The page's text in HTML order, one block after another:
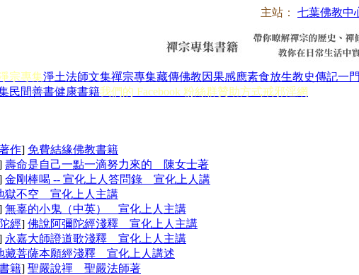
主站： 七葉佛教中
宗專集淨土法師文集禪宗專集藏傳佛教因果感應素食放生教史傳記一
民間善書健康書籍我們的 Facebook 粉絲群贊助方式戒邪淫網
作] 免費結緣佛教書籍
壽命是自己一點一滴努力來的 陳女士著
金剛棒喝 -- 宣化上人答問錄 宣化上人講
獄不空 宣化上人主講
無辜的小鬼（中英） 宣化上人主講
經] 佛說阿彌陀經淺釋 宣化上人主講
永嘉大師證道歌淺釋 宣化上人主講
藏菩薩本願經淺釋 宣化上人講述
籍] 聖嚴說禪 聖嚴法師著